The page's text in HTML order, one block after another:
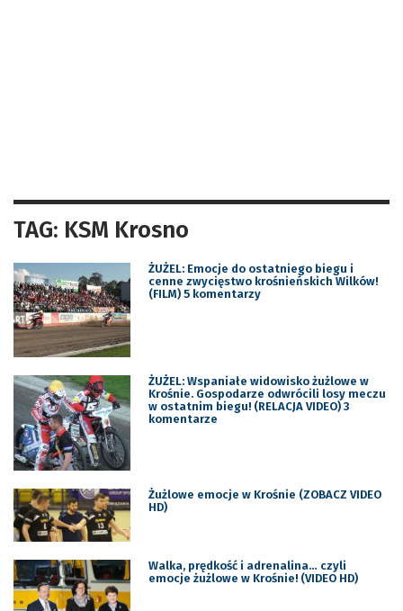
TAG: KSM Krosno
ŻUŻEL: Emocje do ostatniego biegu i
cenne zwycięstwo krośnieńskich Wilków!
(FILM) 5 komentarzy
ŻUŻEL: Wspaniałe widowisko żużlowe w
Krośnie. Gospodarze odwrócili losy meczu
w ostatnim biegu! (RELACJA VIDEO) 3
komentarze
Żużlowe emocje w Krośnie (ZOBACZ VIDEO
HD)
Walka, prędkość i adrenalina… czyli
emocje żużlowe w Krośnie! (VIDEO HD)